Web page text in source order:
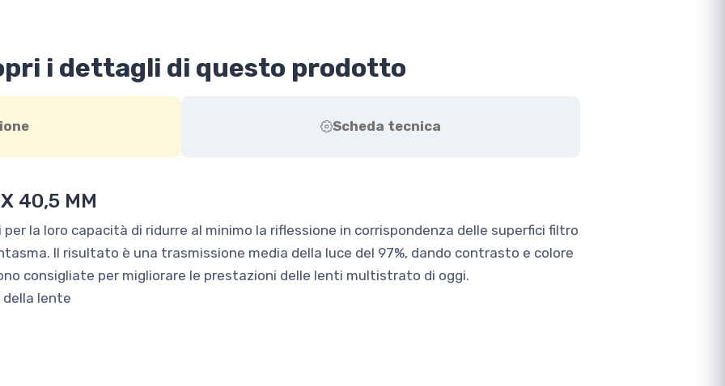
i dettagli di questo prodotto
Scheda tecnica
40,5 MM
la loro capacità di ridurre al minimo la riflessione in corrispondenza delle superfici filtro
Il risultato è una trasmissione media della luce del 97%, dando contrasto e colore
consigliate per migliorare le prestazioni delle lenti multistrato di oggi.
lente